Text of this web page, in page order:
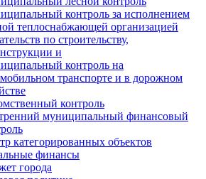
контроль за исполнением
теплоснабжающей организацией
по строительству,
и
контроль на
транспорте и в дорожном
контроль
муниципальный финансовый
категорированных объектов
финансы
города